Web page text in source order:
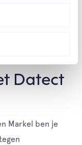
Datect
Markel ben je